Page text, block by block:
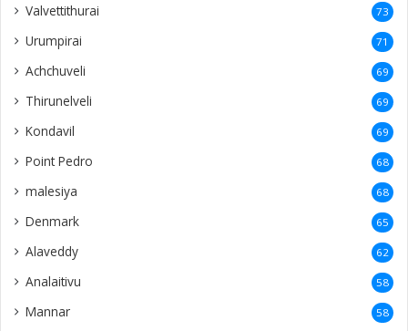
Valvettithurai 73
Urumpirai 71
Achchuveli 69
Thirunelveli 69
Kondavil 69
Point Pedro 68
malesiya 68
Denmark 65
Alaveddy 62
Analaitivu 58
Mannar 58